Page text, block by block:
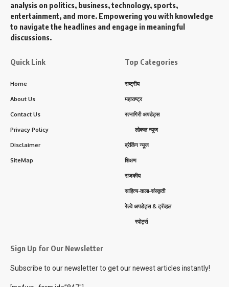
analysis on politics, business, technology, sports,
entertainment, and more. Empowering you with knowledge
to navigate the headlines and engage in meaningful
discussions.
Quick Link
Home
About Us
Contact Us
Privacy Policy
Disclaimer
SiteMap
Top Categories
राष्ट्रीय
महाराष्ट्र
रत्नागिरी अपडेट्स
लोकल न्यूज
ब्रेकिंग न्यूज
शिक्षण
राजकीय
साहित्य-कला-संस्कृती
रेल्वे अपडेट्स & ट्रॅव्हल
स्पोर्ट्स
Sign Up for Our Newsletter
Subscribe to our newsletter to get our newest articles instantly!